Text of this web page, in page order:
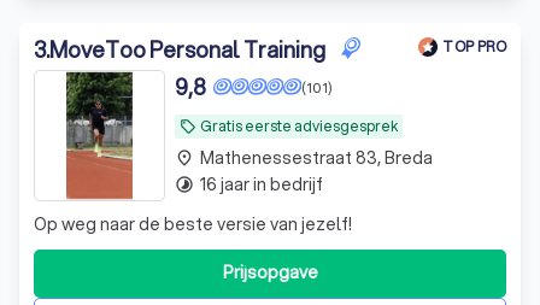
3.MoveToo Personal Training TOP PRO
local_offer Gratis eerste adviesgesprek
(101)
9,8
Op weg naar de beste versie van jezelf!
Prijsopgave
place Mathenessestraat 83, Breda
timelapse 16 jaar in bedrijf